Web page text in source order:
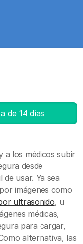
de 14 días
a los médicos subir
desde
usar. Ya sea
imágenes como
ultrasonido, u
médicas,
para cargar,
alternativa, las